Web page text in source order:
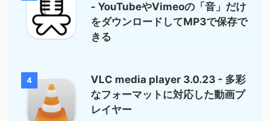
- YouTubeやVimeoの「音」だけ
をダウンロードしてMP3で保存で
きる
4
VLC media player 3.0.23 - 多彩
なフォーマットに対応した動画プ
レイヤー